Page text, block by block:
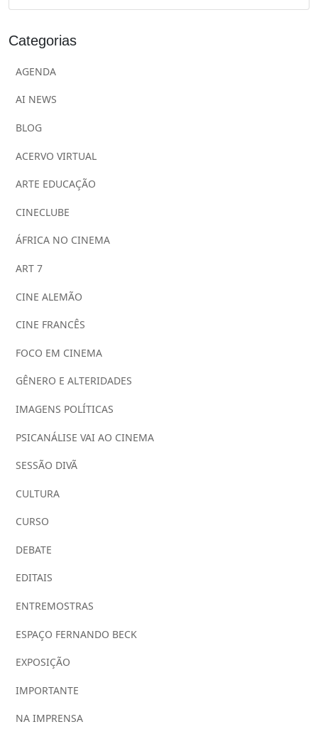
Categorias
AGENDA
AI NEWS
BLOG
ACERVO VIRTUAL
ARTE EDUCAÇÃO
CINECLUBE
ÁFRICA NO CINEMA
ART 7
CINE ALEMÃO
CINE FRANCÊS
FOCO EM CINEMA
GÊNERO E ALTERIDADES
IMAGENS POLÍTICAS
PSICANÁLISE VAI AO CINEMA
SESSÃO DIVÃ
CULTURA
CURSO
DEBATE
EDITAIS
ENTREMOSTRAS
ESPAÇO FERNANDO BECK
EXPOSIÇÃO
IMPORTANTE
NA IMPRENSA